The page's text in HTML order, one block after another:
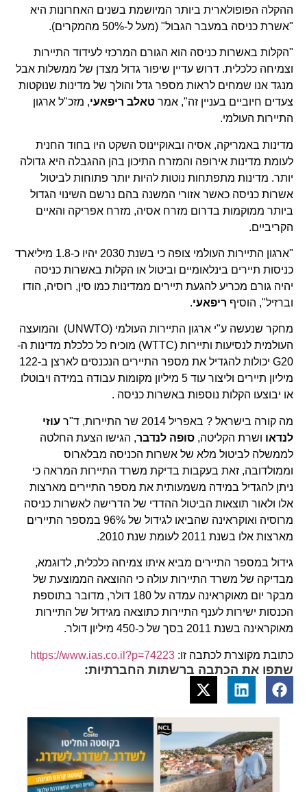
ההקלה הפופולארית ביותר המיושמת בשנים האחרונות היא
"אשרת כניסה במעבר הגבול" (מעל ל-50% מהמקרים).
"הקלות באשרות כניסה הוא הגורם המרכזי לעידוד התיירות
וצמיחה כלכלית. דרוש עדיין שיפור גדול מצדן של ממשלות אבל
מנגד אנו שמחים לראות מספר גדל והולך של מדינות שנוקטות
צעדים חיוביים בעניין זה", אמר טאלב ריפאעי, מזכ"ל ארגון
התיירות העולמי.
מדינות באמריקה, אסיה ובאוקיינוס השקט היו בחוד החנית
לעומת מדינות אירופה והמזרח התיכון בהן ההגבלה היא גדולה
יותר. מדינות מתפתחות נוטות להיות יותר פתוחות לביטול
אשרות כניסה כאשר אזורי המשנה בהם נרשם השינוי הגדול
ביותר ממוקמות בדרום מזרח אסיה, מזרח אפריקה והאיים
הקריביים.
"ארגון התיירות העולמי צופה כי בשנת 2030 יהיו כ-1.8 מיליארד
כניסות תיירים בינלאומיים וביטול או הקלות באשרות כניסה
יהיה גורם מכריע להגעת תיירים ממדינות כמו סין, רוסיה, הודו
וברזיל", הוסיף ריפאעי.
מחקר שנעשה ע"י ארגון התיירות העולמי (UNWTO) והמועצה
העולמית לנסיעות ותיירות (WTTC) מוכיח כל כלכלת מדינות ה-
G20 יכולות להגדיל את מספר התיירים הנכנסים לארצן ב-122
מיליון תיירים וליצור עוד 5 מיליון מקומות עבודה במידה ויבוטלו
או יבוצעו הקלות נוספות באשרות כניסה .
מה קורה בישראל ? באפריל 2014 שר התיירות, ד"ר
עוזי
לנדאו ושרת הקליטה, סופה לנדבר, הגישו הצעת החלטה
לממשלה לביטול מלא של אשרות הכניסה מבלארוס
וממולדובה, זאת בעקבות בדיקת משרד התיירות המראה כי
ניתן להגדיל במידה משמעותית את מספר התיירים מארצות
אלו ולאור תוצאות הביטול ההדדי של הדרישה לאשרות כניסה
מרוסיה ואוקראינה שהביאו לגידול של 96% במספר התיירים
מארצות אלו בשנת 2011 לעומת שנת 2010.
גידול במספר התיירים מביא איתו צמיחה כלכלית, לדוגמא,
מבדיקה של משרד התיירות עולה כי ההוצאה הממוצעת של
מבקר יום מאוקראינה עמדה על 180 דולר, מדובר בתוספת
הכנסות ישירות לענף התיירות כתוצאה מגידול של התיירות
מאוקראינה בשנת 2011 בסך של כ-450 מיליון דולר.
כתובת מקוצרת לכתבה זו: https://www.ias.co.il?p=74223
שתפו את הכתבה ברשתות החברתיות: